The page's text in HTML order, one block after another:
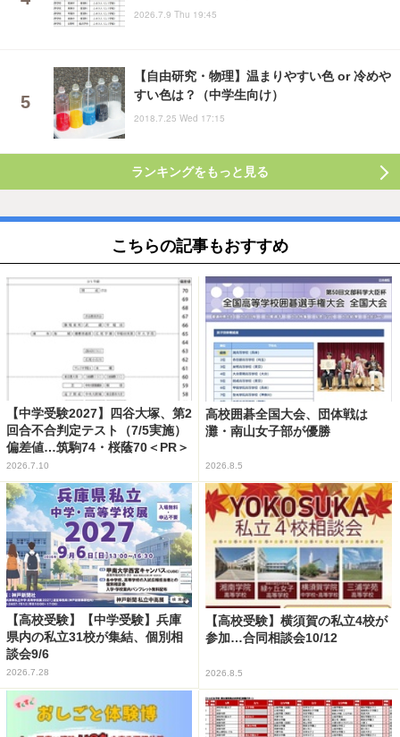
2026.7.9 Thu 19:45
【自由研究・物理】温まりやすい色 or 冷めや
すい色は？（中学生向け）
2018.7.25 Wed 17:15
ランキングをもっと見る
こちらの記事もおすすめ
【中学受験2027】四谷大塚、第2
回合不合判定テスト（7/5実施）
偏差値…筑駒74・桜蔭70＜PR＞
2026.7.10
高校囲碁全国大会、団体戦は
灘・南山女子部が優勝
2026.8.5
【高校受験】【中学受験】兵庫
県内の私立31校が集結、個別相
談会9/6
2026.7.28
【高校受験】横須賀の私立4校が
参加…合同相談会10/12
2026.8.5